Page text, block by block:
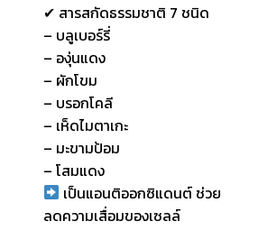
✔ สารสกัดธรรมชาติ 7 ชนิด
– บลูเบอร์รี่
– องุ่นแดง
– ผักโขม
– บรอกโคลี
– เห็ดไมตาเกะ
– มะขามป้อม
– โสมแดง
เป็นแอนติออกซิแดนต์ ช่วย
ลดความเสื่อมของเซลล์